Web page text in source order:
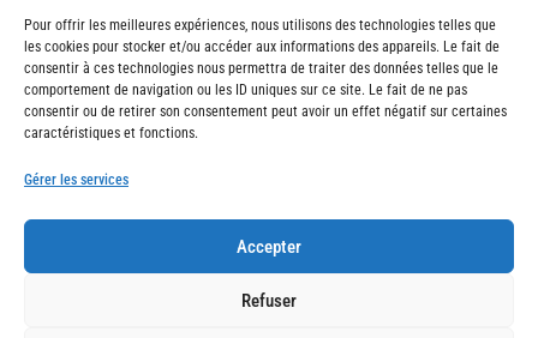
Pour offrir les meilleures expériences, nous utilisons des technologies telles que
les cookies pour stocker et/ou accéder aux informations des appareils. Le fait de
consentir à ces technologies nous permettra de traiter des données telles que le
comportement de navigation ou les ID uniques sur ce site. Le fait de ne pas
consentir ou de retirer son consentement peut avoir un effet négatif sur certaines
caractéristiques et fonctions.
Gérer les services
Accepter
Refuser
KissMyWheels / LifeRacer - Zürich Unterstrass
Boutique et atelier
Téléphone : 078 261 06 40
KissMyWheels / LifeRacer - Zürich Wiedikon
Atelier
Téléphone : 044 594 48 87
LifeRacer / KissMyWheels © 2026 Tous droits réservés